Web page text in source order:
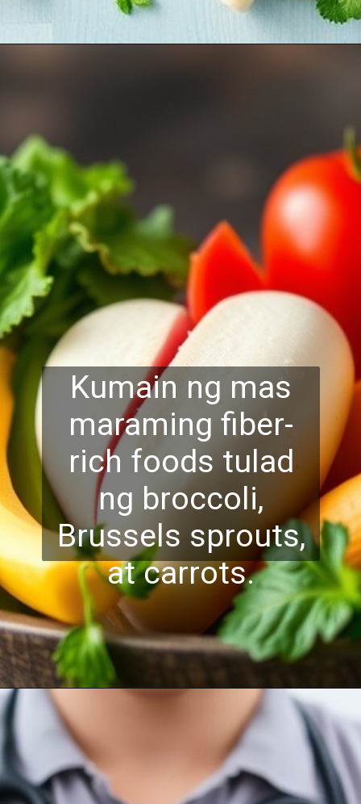
Kumain ng mas
maraming fiber-
rich foods tulad
ng broccoli,
Brussels sprouts,
at carrots.